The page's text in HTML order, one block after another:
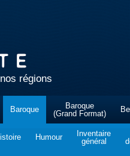
régions
Baroque
Baroque
(Grand Format)
Humour
Inventaire
général